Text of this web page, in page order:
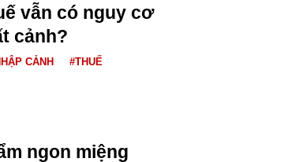
vẫn có nguy cơ
cảnh?
CẢNH #THUẾ
ngon miệng